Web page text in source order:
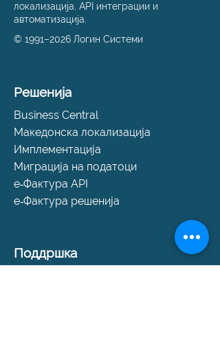
локализација, API интеграции и
автоматизација.
© 1991–2026 Логин Системи
Решенија
Business Central
Македонска локализација
Имплементација
Миграција на податоци
е‑Фактура API
е‑Фактура решенија
Поддршка